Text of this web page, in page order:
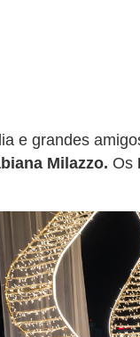
e grandes
Milazzo. Os